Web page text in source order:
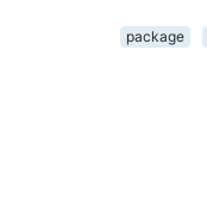
package